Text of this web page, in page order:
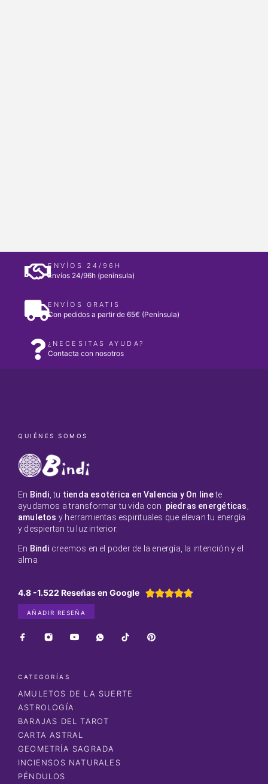
ENVÍOS 24/96H
Envíos 24/96h (península)
ENVÍOS GRATIS
Con pedidos a partir de 65€ (Península)
¿NECESITAS AYUDA?
Contacta con nosotros
QUIÉNES SOMOS
En Bindi , tu tienda esotérica en Valencia y On linete
ayudamos a transformar tu vida con piedras energéticas
amuletos y herramientas espirituales que elevan tu energía
y despiertan tu luz interior.
En Bindi creemos en el poder de la energía, la intención y el
alma
4.8 -1.522 Reseñas en Google 
AÑADIR RESEÑA
CATEGORÍAS
AMULETOS DE LA SUERTE
ASTROLOGÍA
BARAJAS DEL TAROT
CARTA ASTRAL
GEOMETRÍA SAGRADA
INCIENSOS NATURALES
PÉNDULOS